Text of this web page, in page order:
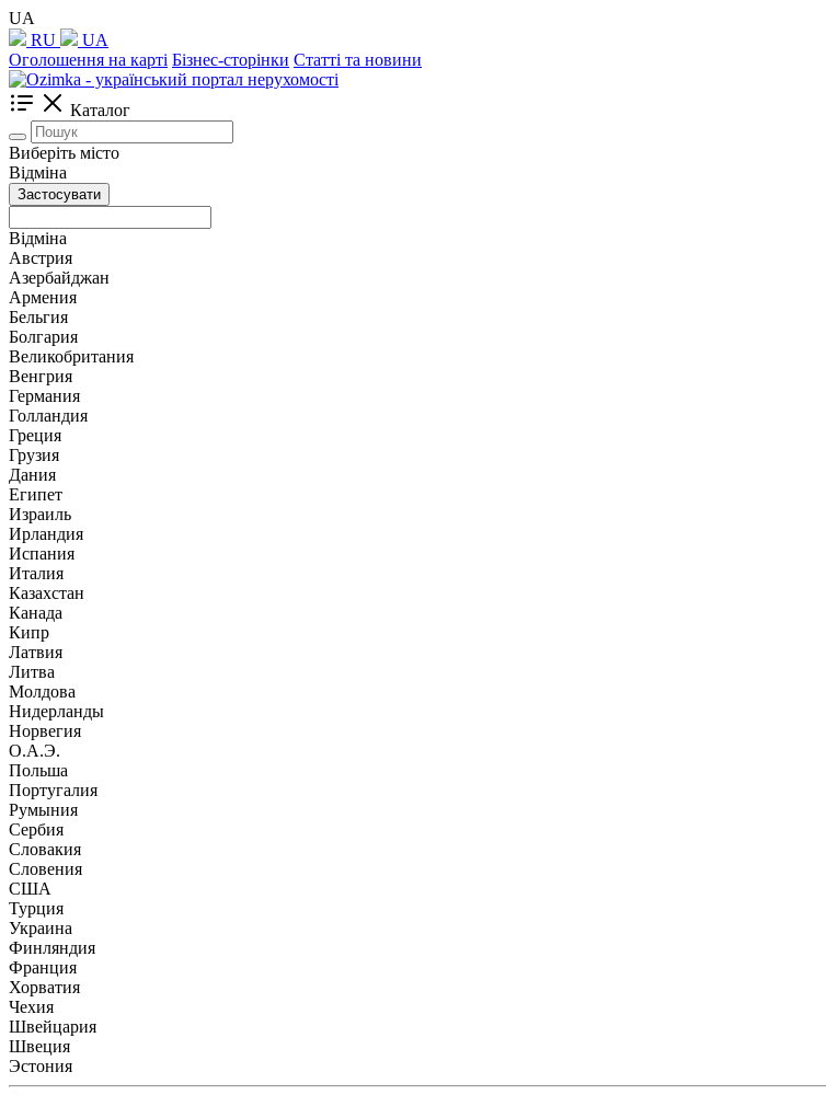
UA
RU
UA
Оголошення на карті Бізнес-сторінки Статті та новини
Каталог
Виберіть місто
Відміна
Застосувати
Відміна
Австрия
Азербайджан
Армения
Бельгия
Болгария
Великобритания
Венгрия
Германия
Голландия
Греция
Грузия
Дания
Египет
Израиль
Ирландия
Испания
Италия
Казахстан
Канада
Кипр
Латвия
Литва
Молдова
Нидерланды
Норвегия
О.А.Э.
Польша
Португалия
Румыния
Сербия
Словакия
Словения
США
Турция
Украина
Финляндия
Франция
Хорватия
Чехия
Швейцария
Швеция
Эстония